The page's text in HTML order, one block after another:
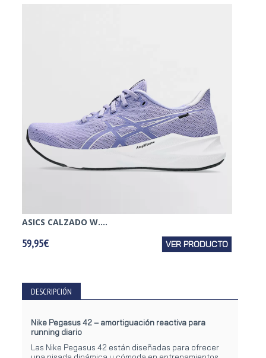
ASICS CALZADO W....
59,95€ VER PRODUCTO
DESCRIPCIÓN
Nike Pegasus 42 – amortiguación reactiva para
running diario
Las Nike Pegasus 42 están diseñadas para ofrecer